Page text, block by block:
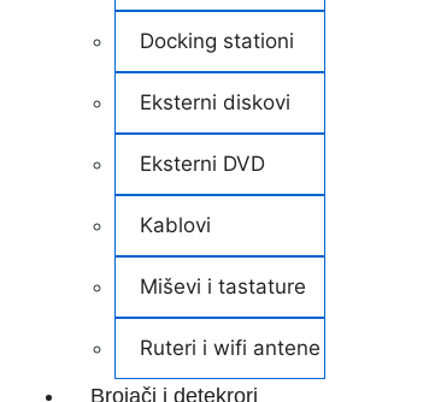
Docking stationi
Eksterni diskovi
Eksterni DVD
Kablovi
Miševi i tastature
Ruteri i wifi antene
Brojači i detekrori